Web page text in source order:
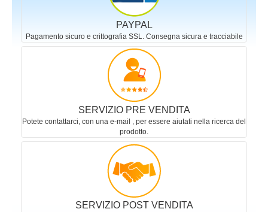
PAYPAL
Pagamento sicuro e crittografia SSL. Consegna sicura e tracciabile
SERVIZIO PRE VENDITA
Potete contattarci, con una e-mail , per essere aiutati nella ricerca del
prodotto.
SERVIZIO POST VENDITA